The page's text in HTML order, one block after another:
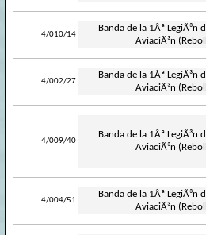
4/010/14
Banda de la 1Âª LegiÃ³n
AviaciÃ³n
4/002/27
Banda de la 1Âª LegiÃ³n
AviaciÃ³n
4/009/40
Banda de la 1Âª LegiÃ³n
AviaciÃ³n
4/004/51
Banda de la 1Âª LegiÃ³n
AviaciÃ³n